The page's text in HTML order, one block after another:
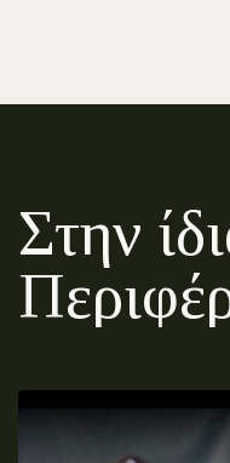
Στην